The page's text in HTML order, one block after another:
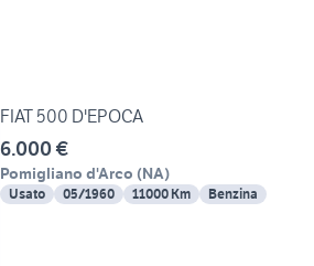
FIAT 500 D'EPOCA
6.000 €
Pomigliano d'Arco (NA)
Usato 05/1960 11000 Km Benzina